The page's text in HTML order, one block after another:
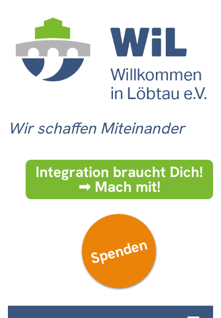
Wir schaffen Miteinander
Integration braucht Dich!
➟ Mach mit!
Spenden